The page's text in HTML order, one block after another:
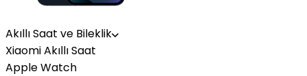
Akıllı Saat ve Bileklik
Xiaomi Akıllı Saat
Apple Watch